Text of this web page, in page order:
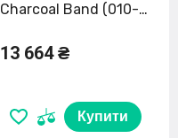
Charcoal Band (010-
13 664 ₴
Купити